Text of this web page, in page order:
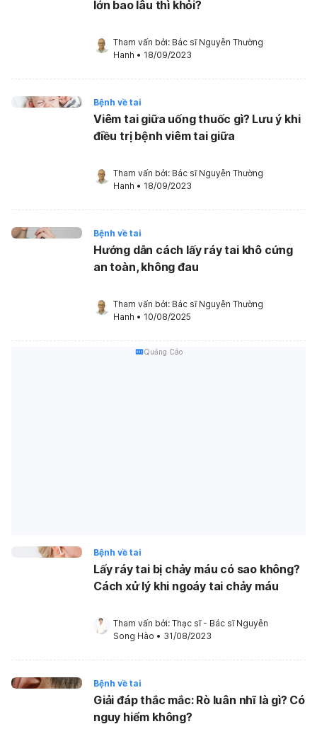
lớn bao lâu thì khỏi?
Tham vấn bởi: Bác sĩ Nguyễn Thường
Hanh • 18/09/2023
Bệnh về tai
Viêm tai giữa uống thuốc gì? Lưu ý khi
điều trị bệnh viêm tai giữa
Tham vấn bởi: Bác sĩ Nguyễn Thường
Hanh • 18/09/2023
Bệnh về tai
Hướng dẫn cách lấy ráy tai khô cứng
an toàn, không đau
Tham vấn bởi: Bác sĩ Nguyễn Thường
Hanh • 10/08/2025
Quảng Cáo
Bệnh về tai
Lấy ráy tai bị chảy máu có sao không?
Cách xử lý khi ngoáy tai chảy máu
Tham vấn bởi: Thạc sĩ - Bác sĩ Nguyễn
Song Hào • 31/08/2023
Bệnh về tai
Giải đáp thắc mắc: Rò luân nhĩ là gì? Có
nguy hiểm không?